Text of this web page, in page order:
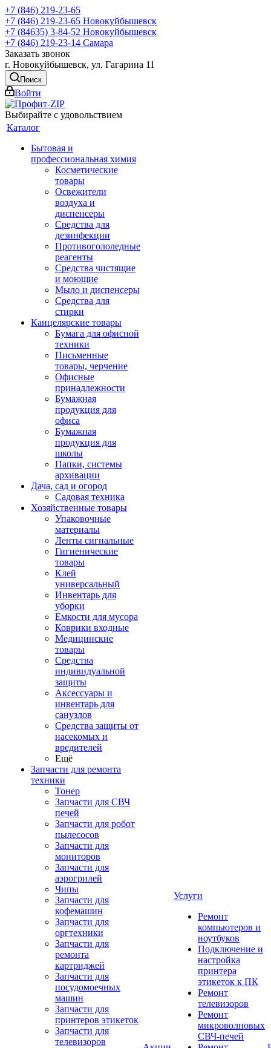
+7 (846) 219-23-65
+7 (846) 219-23-65 Новокуйбышевск
+7 (84635) 3-84-52 Новокуйбышевск
+7 (846) 219-23-14 Самара
Заказать звонок
г. Новокуйбышевск, ул. Гагарина 11
Поиск
Войти
Выбирайте с удовольствием
Каталог
Бытовая и
профессиональная химия
Косметические
товары
Освежители
воздуха и
диспенсеры
Средства для
дезинфекции
Противогололедные
реагенты
Средства чистящие
и моющие
Мыло и диспенсеры
Средства для
стирки
Канцелярские товары
Бумага для офисной
техники
Письменные
товары, черчение
Офисные
принадлежности
Бумажная
продукция для
офиса
Бумажная
продукция для
школы
Папки, системы
архивации
Дача, сад и огород
Садовая техника
Хозяйственные товары
Упаковочные
материалы
Ленты сигнальные
Гигиенические
товары
Клей
универсальный
Инвентарь для
уборки
Емкости для мусора
Коврики входные
Медицинские
товары
Средства
индивидуальной
защиты
Аксессуары и
инвентарь для
санузлов
Средства защиты от
насекомых и
вредителей
Ещё
Запчасти для ремонта
техники
Тонер
Запчасти для СВЧ
печей
Запчасти для робот
пылесосов
Запчасти для
мониторов
Запчасти для
аэрогрилей
Чипы
Запчасти для
кофемашин
Запчасти для
оргтехники
Запчасти для
ремонта
картриджей
Запчасти для
посудомоечных
машин
Запчасти для
принтеров этикеток
Запчасти для
телевизоров
Услуги
Ремонт
компьютеров и
ноутбуков
Подключение и
настройка
принтера
этикеток к ПК
Ремонт
телевизоров
Ремонт
микроволновых
СВЧ-печей